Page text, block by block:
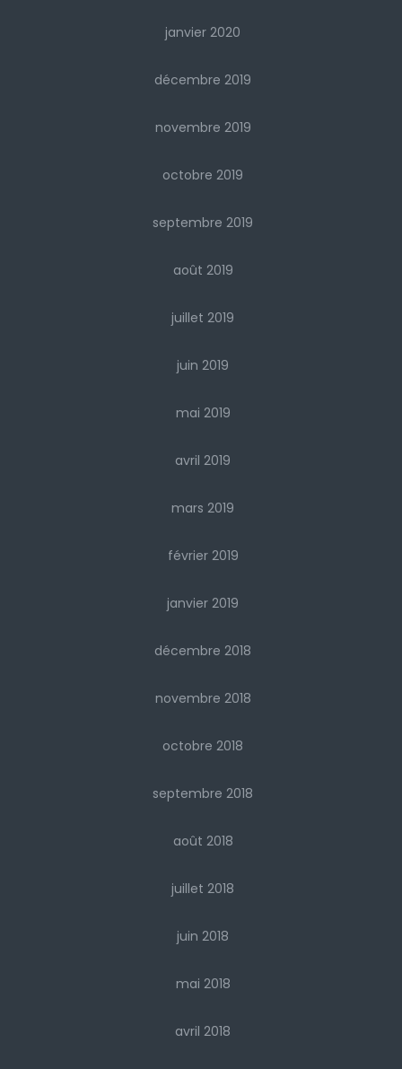
janvier 2020
décembre 2019
novembre 2019
octobre 2019
septembre 2019
août 2019
juillet 2019
juin 2019
mai 2019
avril 2019
mars 2019
février 2019
janvier 2019
décembre 2018
novembre 2018
octobre 2018
septembre 2018
août 2018
juillet 2018
juin 2018
mai 2018
avril 2018